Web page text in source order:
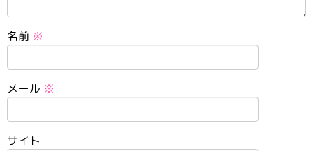
名前 ※
メール ※
サイト